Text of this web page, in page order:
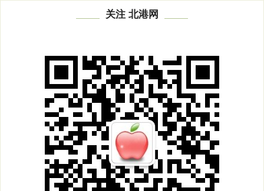
关注 北港网